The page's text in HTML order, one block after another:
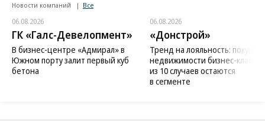
Новости компаний Все
06.08.2026
ГК «Галс-Девелопмент»
В бизнес-центре «Адмирал» в
Южном порту залит первый куб
бетона
06.08.2026
«Донстрой»
Тренд на лояльность:
недвижимости бизнес-класса
из 10 случаев остаются
в сегменте